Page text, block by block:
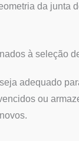
da junta
à seleção
adequado
ou